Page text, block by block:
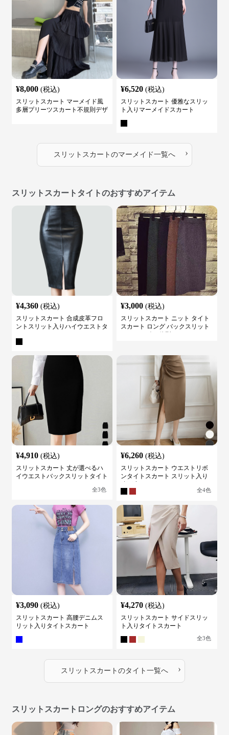
¥8,000 (税込)
スリットスカート マーメイド風
多層プリーツスカート不規則デザ
¥6,520 (税込)
スリットスカート 優雅なスリッ
ト入りマーメイドスカート
スリットスカート のマーメイド一覧へ ›
スリットスカートタイトのおすすめアイテム
¥4,360 (税込)
スリットスカート 合成皮革フロ
ントスリット入りハイウエストタ
¥3,000 (税込)
スリットスカート ニット タイト
スカート ロング バックスリット
¥4,910 (税込)
スリットスカート 丈が選べるハ
イウエストバックスリットタイト
全3色
¥6,260 (税込)
スリットスカート ウエストリボ
ンタイトスカート スリット入り
全4色
¥3,090 (税込)
スリットスカート 高腰デニムス
リット入りタイトスカート
¥4,270 (税込)
スリットスカート サイドスリッ
ト入りタイトスカート
全3色
スリットスカート のタイト 一覧へ ›
スリットスカートロングのおすすめアイテム